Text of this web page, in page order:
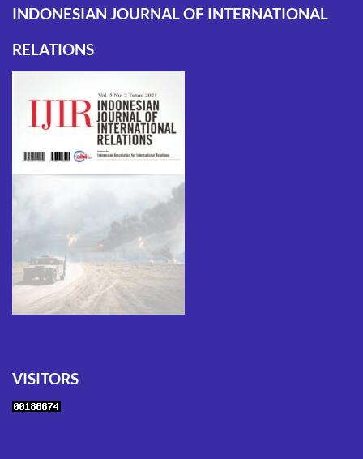
INDONESIAN JOURNAL OF INTERNATIONAL
RELATIONS
VISITORS